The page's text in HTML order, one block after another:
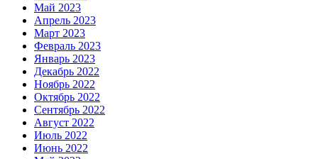
Май 2023
Апрель 2023
Март 2023
Февраль 2023
Январь 2023
Декабрь 2022
Ноябрь 2022
Октябрь 2022
Сентябрь 2022
Август 2022
Июль 2022
Июнь 2022